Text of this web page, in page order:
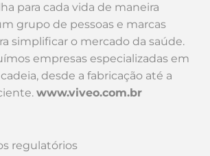
para cada vida de maneira
grupo de pessoas e marcas
simplificar o mercado da saúde.
empresas especializadas em
desde a fabricação até a
www.viveo.com.br
regulatórios